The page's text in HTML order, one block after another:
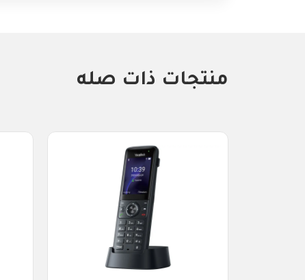
منتجات ذات صله